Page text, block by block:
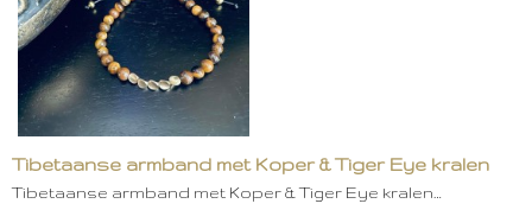
Tibetaanse armband met Koper & Tiger Eye kralen
Tibetaanse armband met Koper & Tiger Eye kralen…